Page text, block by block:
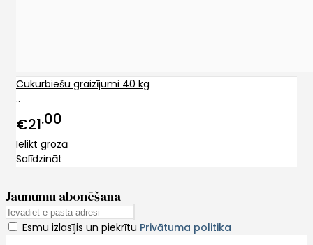
Cukurbiešu graizījumi 40 kg
..
€21 00
Ielikt grozā
Salīdzināt
Jaunumu abonēšana
Esmu izlasījis un piekrītu Privātuma politika